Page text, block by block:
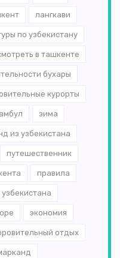
лангкави
по узбекистану
в ташкенте
бухары
курорты
зима
из узбекистана
путешественник
правила
экономия
отдых